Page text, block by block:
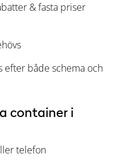
& fasta priser
efter både schema och
container i
telefon